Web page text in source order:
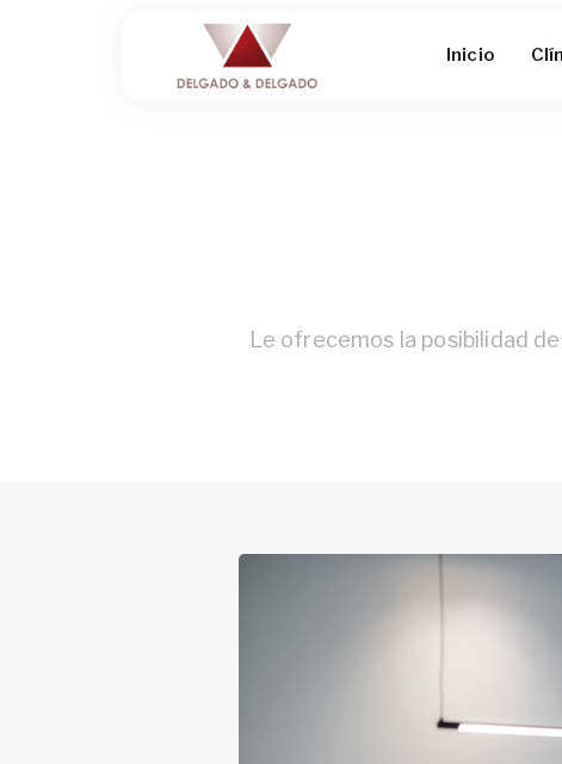
Inicio
Le ofrecemos la posibilidad